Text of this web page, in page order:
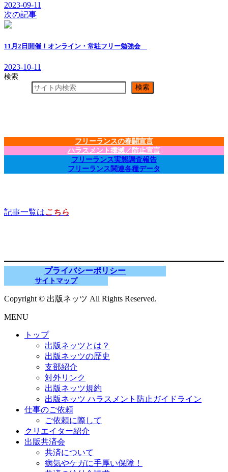
2023-09-11
次の記事
11月2日開催！オンライン・常駐フリー勉強会
2023-10-11
検索
検索
フリーランスの春闘宣言
ハラスメント撲滅／防止宣言
フリーランス実態調査報告
フリーランス関連各種データ
記事一覧はこちら
プライバシーポリシー
サイトマップ
Copyright © 出版ネッツ All Rights Reserved.
MENU
トップ
出版ネッツとは？
出版ネッツの歴史
支部紹介
対外リンク
出版ネッツ規約
出版ネッツ ハラスメント防止ガイドライン
仕事のご依頼
ご依頼に際して
クリエイター紹介
出版共済会
共済について
病気やケガに手厚い保障！